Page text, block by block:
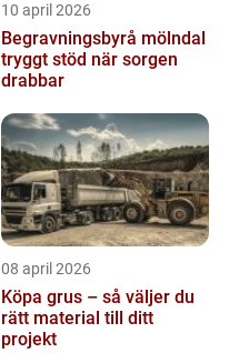
10 april 2026
Begravningsbyrå mölndal
tryggt stöd när sorgen
drabbar
08 april 2026
Köpa grus – så väljer du
rätt material till ditt
projekt